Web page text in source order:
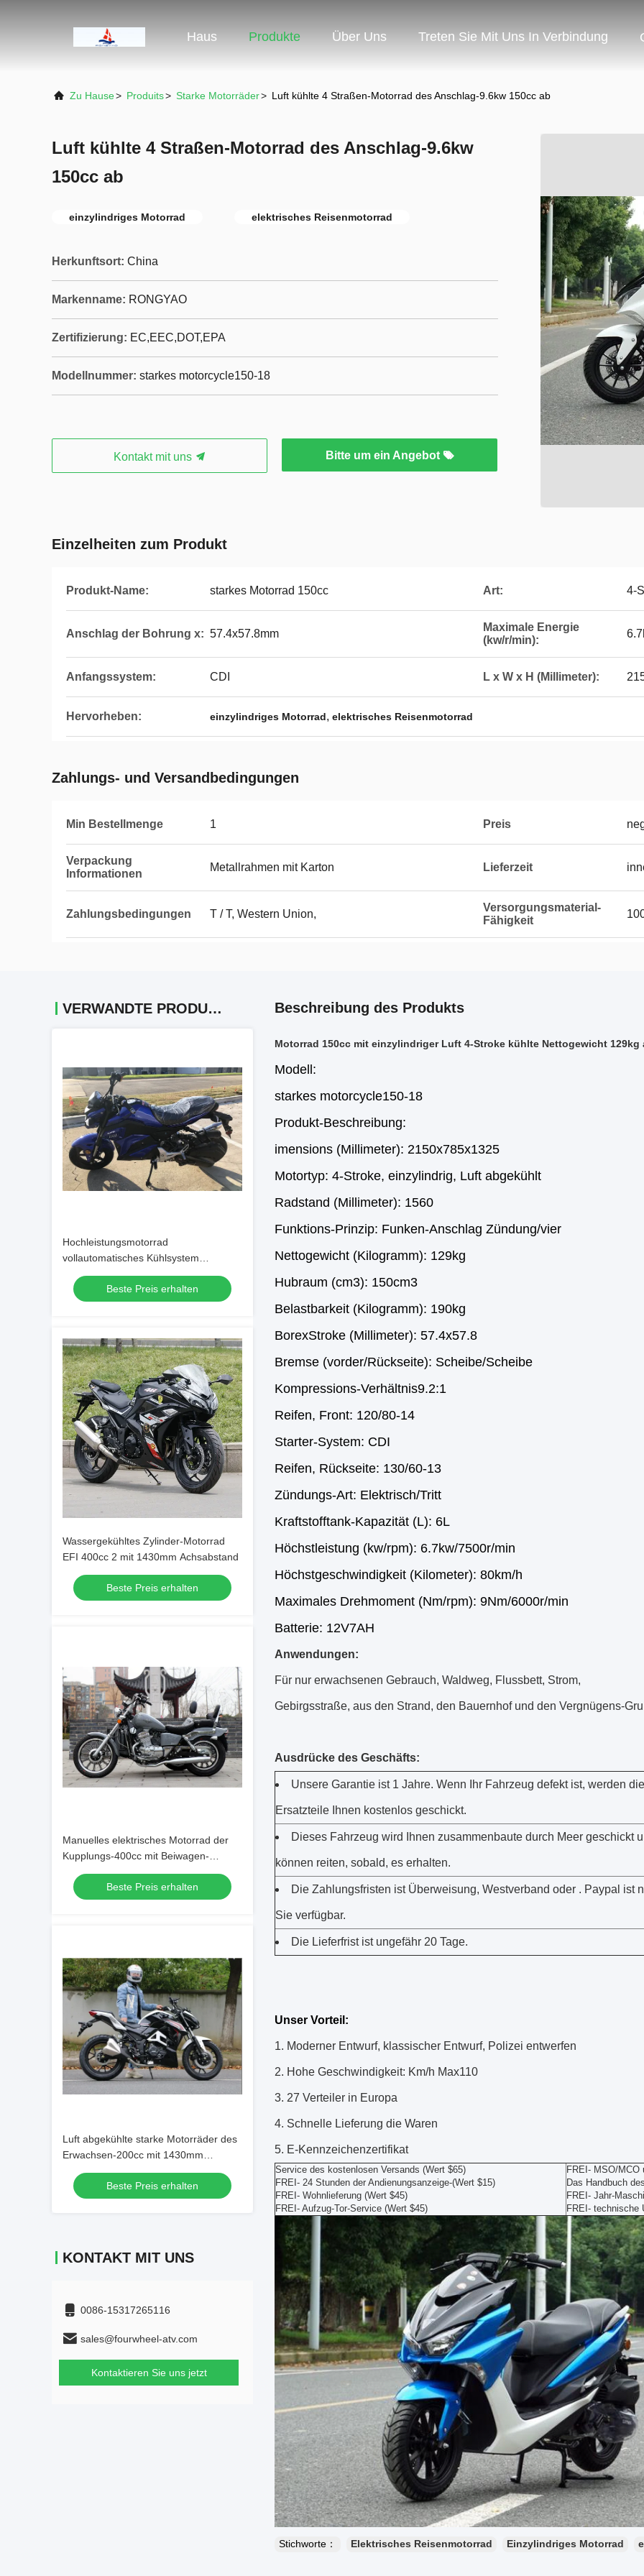
Haus Produkte Über Uns Treten Sie Mit Uns In Verbindung
Zu Hause> Produits> Starke Motorräder> Luft kühlte 4 Straßen-Motorrad des Anschlag-9.6kw 150cc ab
Luft kühlte 4 Straßen-Motorrad des Anschlag-9.6kw
150cc ab
einzylindriges Motorrad elektrisches Reisenmotorrad
Herkunftsort: China
Markenname: RONGYAO
Zertifizierung: EC,EEC,DOT,EPA
Modellnummer: starkes motorcycle150-18
Kontakt mit uns Bitte um ein Angebot
Einzelheiten zum Produkt
Produkt-Name: starkes Motorrad 150cc Art: 4-
Anschlag der Bohrung x: 57.4x57.8mm
Maximale Energie
(kw/r/min):
Anfangssystem: CDI L x W x H (Millimeter):
Hervorheben: einzylindriges Motorrad, elektrisches Reisenmotorrad
Zahlungs- und Versandbedingungen
Min Bestellmenge 1 Preis
Verpackung
Informationen
Metallrahmen mit Karton Lieferzeit
Zahlungsbedingungen T / T, Western Union,
Versorgungsmaterial-
Fähigkeit
VERWANDTE PRODUKTE
Hochleistungsmotorrad
vollautomatisches Kühlsystem
Luftgekühlt 150cc
Beste Preis erhalten
Wassergekühltes Zylinder-Motorrad
EFI 400cc 2 mit 1430mm Achsabstand
Beste Preis erhalten
Manuelles elektrisches Motorrad der
Kupplungs-400cc mit Beiwagen-
einzylindriger Maschine
Beste Preis erhalten
Luft abgekühlte starke Motorräder des
Erwachsen-200cc mit 1430mm
Achsabstand
Beste Preis erhalten
KONTAKT MIT UNS
0086-15317265116
sales@fourwheel-atv.com
Kontaktieren Sie uns jetzt
Beschreibung des Produkts
Motorrad 150cc mit einzylindriger Luft 4-Stroke kühlte Nettogewicht 129kg
Modell:
starkes motorcycle150-18
Produkt-Beschreibung:
imensions (Millimeter): 2150x785x1325
Motortyp: 4-Stroke, einzylindrig, Luft abgekühlt
Radstand (Millimeter): 1560
Funktions-Prinzip: Funken-Anschlag Zündung/vier
Nettogewicht (Kilogramm): 129kg
Hubraum (cm3): 150cm3
Belastbarkeit (Kilogramm): 190kg
BorexStroke (Millimeter): 57.4x57.8
Bremse (vorder/Rückseite): Scheibe/Scheibe
Kompressions-Verhältnis9.2:1
Reifen, Front: 120/80-14
Starter-System: CDI
Reifen, Rückseite: 130/60-13
Zündungs-Art: Elektrisch/Tritt
Kraftstofftank-Kapazität (L): 6L
Höchstleistung (kw/rpm): 6.7kw/7500r/min
Höchstgeschwindigkeit (Kilometer): 80km/h
Maximales Drehmoment (Nm/rpm): 9Nm/6000r/min
Batterie: 12V7AH
Anwendungen:
Für nur erwachsenen Gebrauch, Waldweg, Flussbett, Strom,
Gebirgsstraße, aus den Strand, den Bauernhof und den Vergnügens-
Ausdrücke des Geschäfts:
Unsere Garantie ist 1 Jahre. Wenn Ihr Fahrzeug defekt ist, werden die
Ersatzteile Ihnen kostenlos geschickt.
Dieses Fahrzeug wird Ihnen zusammenbaute durch Meer geschickt
können reiten, sobald, es erhalten.
Die Zahlungsfristen ist Überweisung, Westverband oder . Paypal ist
Sie verfügbar.
Die Lieferfrist ist ungefähr 20 Tage.
Unser Vorteil :
1. Moderner Entwurf, klassischer Entwurf, Polizei entwerfen
2. Hohe Geschwindigkeit: Km/h Max110
3. 27 Verteiler in Europa
4. Schnelle Lieferung die Waren
5. E-Kennzeichenzertifikat
Service des kostenlosen Versands (Wert $65)
FREI- 24 Stunden der Andienungsanzeige-(Wert $15)
FREI- Wohnlieferung (Wert $45)
FREI- Aufzug-Tor-Service (Wert $45)
FREI- MSO/MCO
Das Handbuch
FREI- Jahr-
FREI- technische
Stichworte： Elektrisches Reisenmotorrad Einzylindriges Motorrad